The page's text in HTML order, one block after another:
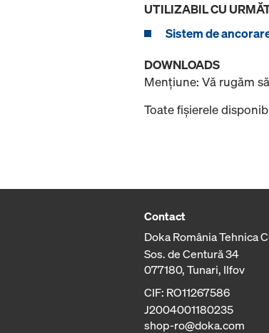
UTILIZABIL CU
Sistem de
DOWNLOADS
Menţiune: Vă rugăm
Toate fişierele
Contact
Doka România Tehnica
Sos. de Centură 34
077180, Tunari, Ilfov
CIF: RO11267586
J2004001180235
shop-ro@doka.com